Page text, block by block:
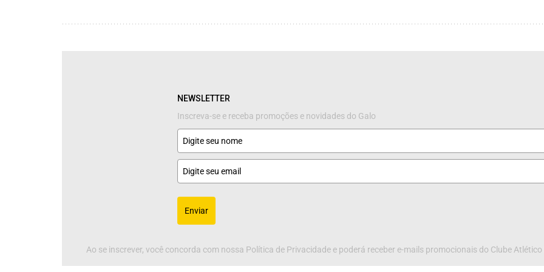
NEWSLETTER
Inscreva-se e receba promoções e novidades do Galo
Enviar
Ao se inscrever, você concorda com nossa Política de Privacidade e poderá receber e-mails promocionais do Clube Atlético